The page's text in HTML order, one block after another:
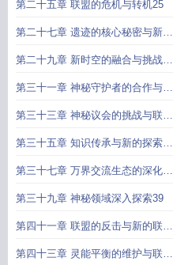
第二十五章 联盟的危机与转机25
第二十七章 遗迹的核心秘密与新的
挑战27
第二十九章 新时空的融合与挑战
29
第三十一章 神秘守护者的合作与新
的危机31
第三十三章 神秘议会的挑战与联盟
的应对33
第三十五章 知识传承与新的探索方
向35
第三十七章 万界交流生态的深化与
新的困境37
第三十九章 神秘领域深入探索39
第四十一章 联盟的反击与新的联盟
构建41
第四十三章 灵能平衡的维护与联盟